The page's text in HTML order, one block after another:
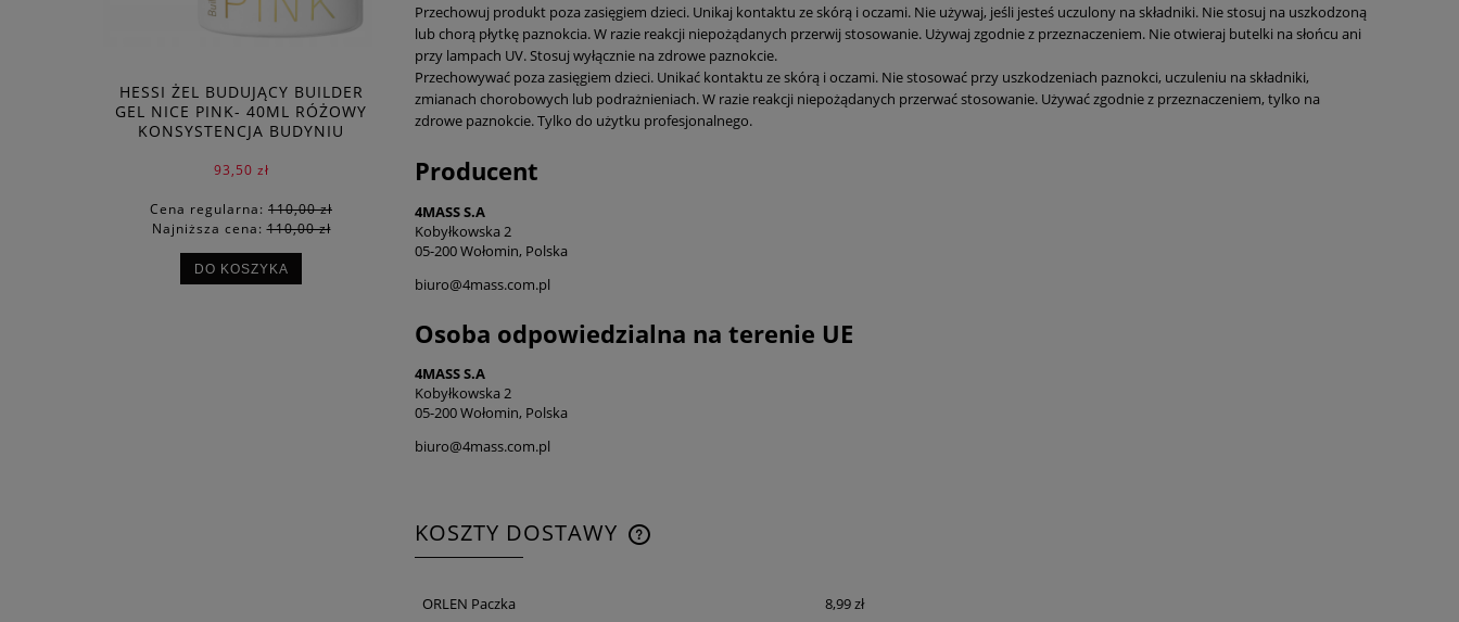
HESSI ŻEL BUDUJĄCY BUILDER
GEL NICE PINK- 40ML RÓŻOWY
KONSYSTENCJA BUDYNIU
93,50 zł
Cena regularna: 110,00 zł
Najniższa cena:110,00 zł
DO KOSZYKA
Przechowuj produkt poza zasięgiem dzieci. Unikaj kontaktu ze skórą i oczami. Nie używaj, jeśli jesteś uczulony na składniki. Nie stosuj na uszkodzoną
lub chorą płytkę paznokcia. W razie reakcji niepożądanych przerwij stosowanie. Używaj zgodnie z przeznaczeniem. Nie otwieraj butelki na słońcu ani
przy lampach UV. Stosuj wyłącznie na zdrowe paznokcie.
Przechowywać poza zasięgiem dzieci. Unikać kontaktu ze skórą i oczami. Nie stosować przy uszkodzeniach paznokci, uczuleniu na składniki,
zmianach chorobowych lub podrażnieniach. W razie reakcji niepożądanych przerwać stosowanie. Używać zgodnie z przeznaczeniem, tylko na
zdrowe paznokcie. Tylko do użytku profesjonalnego.
Producent
4MASS S.A
Kobyłkowska 2
05-200 Wołomin, Polska
biuro@4mass.com.pl
Osoba odpowiedzialna na terenie UE
4MASS S.A
Kobyłkowska 2
05-200 Wołomin, Polska
biuro@4mass.com.pl
KOSZTY DOSTAWY
ORLEN Paczka 8,99 zł